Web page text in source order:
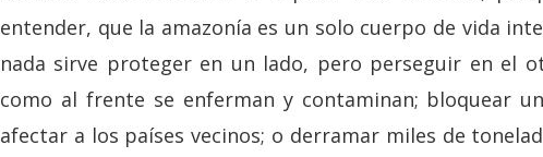
entender, que la amazonía es un solo cuerpo de vida
nada sirve proteger en un lado, pero perseguir en el
como al frente se enferman y contaminan; bloquear
afectar a los países vecinos; o derramar miles de